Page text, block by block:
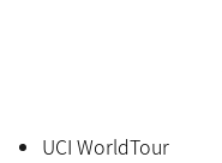
UCI WorldTour